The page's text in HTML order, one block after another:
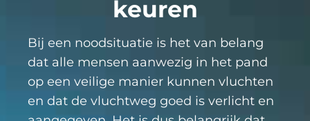
keuren
Bij een noodsituatie is het van belang
dat alle mensen aanwezig in het pand
op een veilige manier kunnen vluchten
en dat de vluchtweg goed is verlicht en